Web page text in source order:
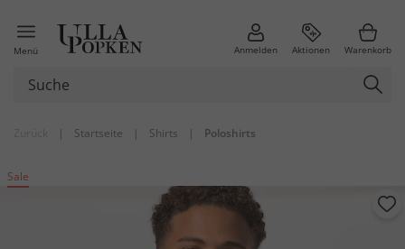
Menü Anmelden Aktionen Warenkorb
| Startseite | Shirts | Poloshirts
Sale